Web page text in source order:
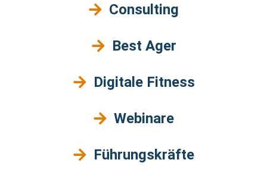
Consulting
Best Ager
Digitale Fitness
Webinare
Führungskräfte